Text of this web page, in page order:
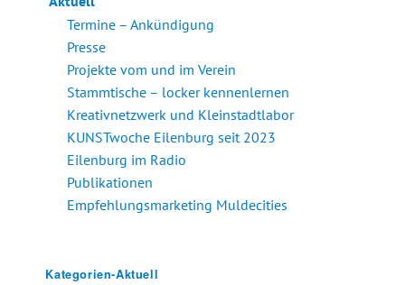
Termine – Ankündigung
Presse
Projekte vom und im Verein
Stammtische – locker kennenlernen
Kreativnetzwerk und Kleinstadtlabor
KUNSTwoche Eilenburg seit 2023
Eilenburg im Radio
Publikationen
Empfehlungsmarketing Muldecities
Kategorien-Aktuell